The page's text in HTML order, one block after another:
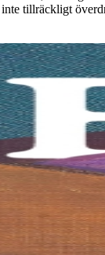
tillräckligt